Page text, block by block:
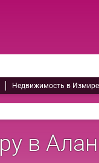
Недвижимость в Измире
в